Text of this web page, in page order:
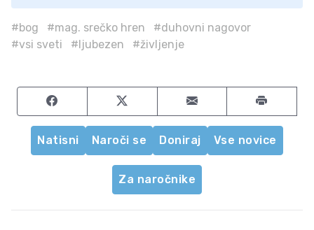
#bog #mag. srečko hren
#duhovni nagovor
#vsi sveti
#ljubezen #življenje
Share on FacebookShare on TwitterShare by email
Natisni Naroči se Doniraj Vse novice
Za naročnike